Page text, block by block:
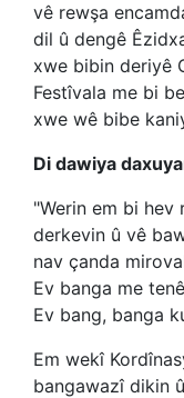
vê rewşa
dil û dengê
xwe bibin deriyê
Festîvala me bi
xwe wê bibe
Di dawiya
"Werin em bi
derkevin û vê
nav çanda
Ev banga me
Ev bang, banga
Em wekî
bangawazî dikin